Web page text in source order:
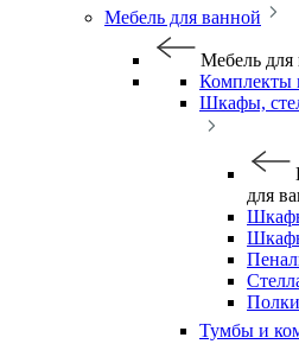
Мебель для ванной
Мебель для
Комплекты
Шкафы,
для
Тумбы и